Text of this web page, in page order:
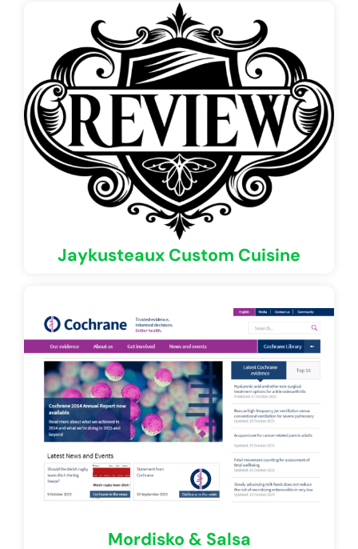
Jaykusteaux Custom Cuisine
Mordisko & Salsa